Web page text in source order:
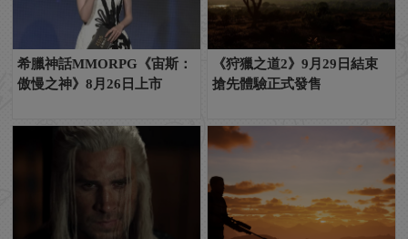
希臘神話MMORPG《宙斯：
傲慢之神》8月26日上市
《狩獵之道2》9月29日結束
搶先體驗正式發售